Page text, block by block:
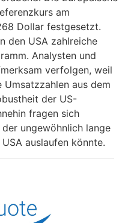
am
Dollar festgesetzt.
den USA zahlreiche
Analysten und
verfolgen, weil
aus dem
der US-
fragen sich
ungewöhnlich lange
auslaufen könnte.